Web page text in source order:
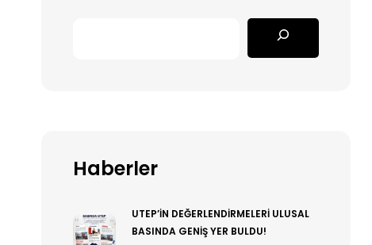
Haberler
UTEP’İN DEĞERLENDİRMELERİ ULUSAL
BASINDA GENİŞ YER BULDU!